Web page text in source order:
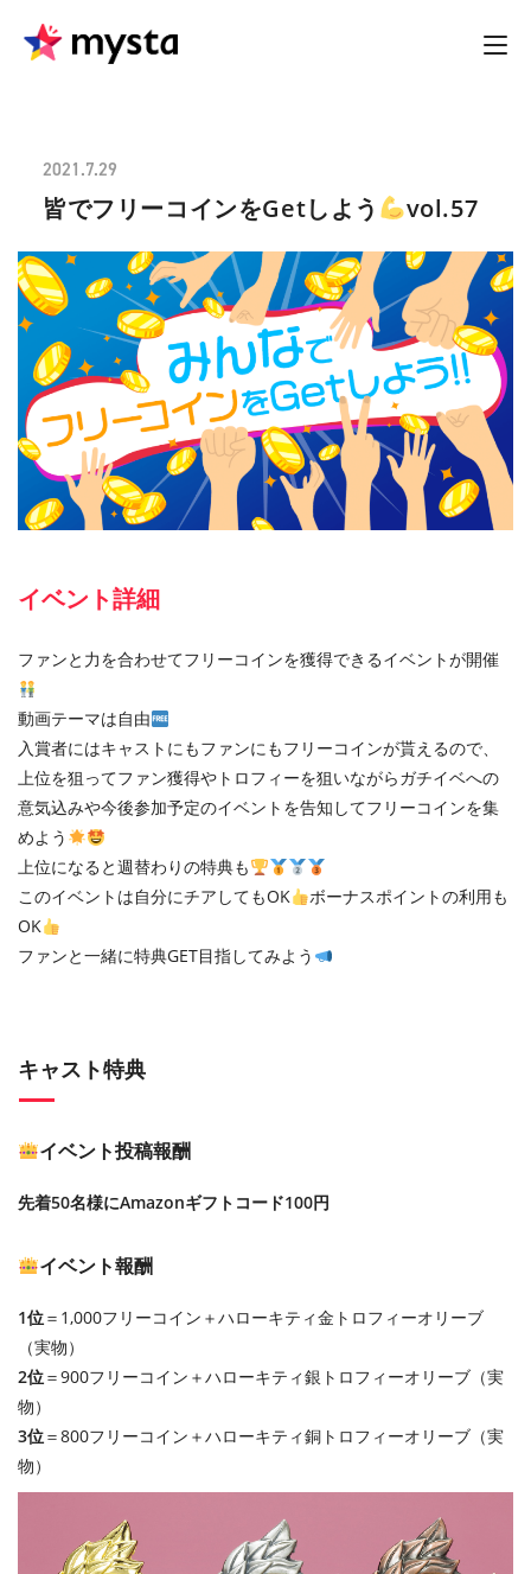
2021.7.29
皆でフリーコインをGetしよう vol.57
イベント詳細
ファンと力を合わせてフリーコインを獲得できるイベントが開催
動画テーマは自由
入賞者にはキャストにもファンにもフリーコインが貰えるので、
上位を狙ってファン獲得やトロフィーを狙いながらガチイベへの
意気込みや今後参加予定のイベントを告知してフリーコインを集
めよう
上位になると週替わりの特典も
このイベントは自分にチアしてもOK
ボーナスポイントの利用も
OK
ファンと一緒に特典GET目指してみよう
キャスト特典
イベント投稿報酬
先着50名様にAmazonギフトコード100円
イベント報酬
1位＝1,000フリーコイン＋ハローキティ金トロフィーオリーブ
（実物）
2位＝900フリーコイン＋ハローキティ銀トロフィーオリーブ（実
物）
3位＝800フリーコイン＋ハローキティ銅トロフィーオリーブ（実
物）